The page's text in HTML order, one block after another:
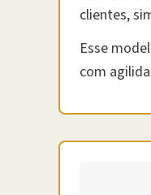
clientes,
Esse
com